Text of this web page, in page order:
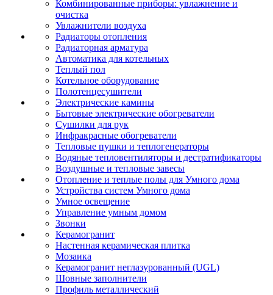
Комбинированные приборы: увлажнение и
очистка
Увлажнители воздуха
Радиаторы отопления
Радиаторная арматура
Автоматика для котельных
Теплый пол
Котельное оборудование
Полотенцесушители
Электрические камины
Бытовые электрические обогреватели
Сушилки для рук
Инфракрасные обогреватели
Тепловые пушки и теплогенераторы
Водяные тепловентиляторы и дестратификаторы
Воздушные и тепловые завесы
Отопление и теплые полы для Умного дома
Устройства систем Умного дома
Умное освещение
Управление умным домом
Звонки
Керамогранит
Настенная керамическая плитка
Мозаика
Керамогранит неглазурованный (UGL)
Шовные заполнители
Профиль металлический